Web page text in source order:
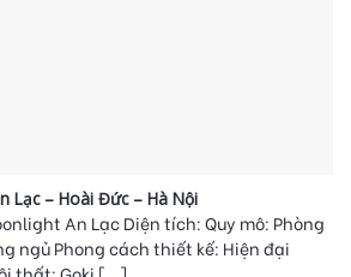
Lạc – Hoài Đức – Hà Nội
An Lạc Diện tích: Quy mô: Phòng
ngủ Phong cách thiết kế: Hiện đại